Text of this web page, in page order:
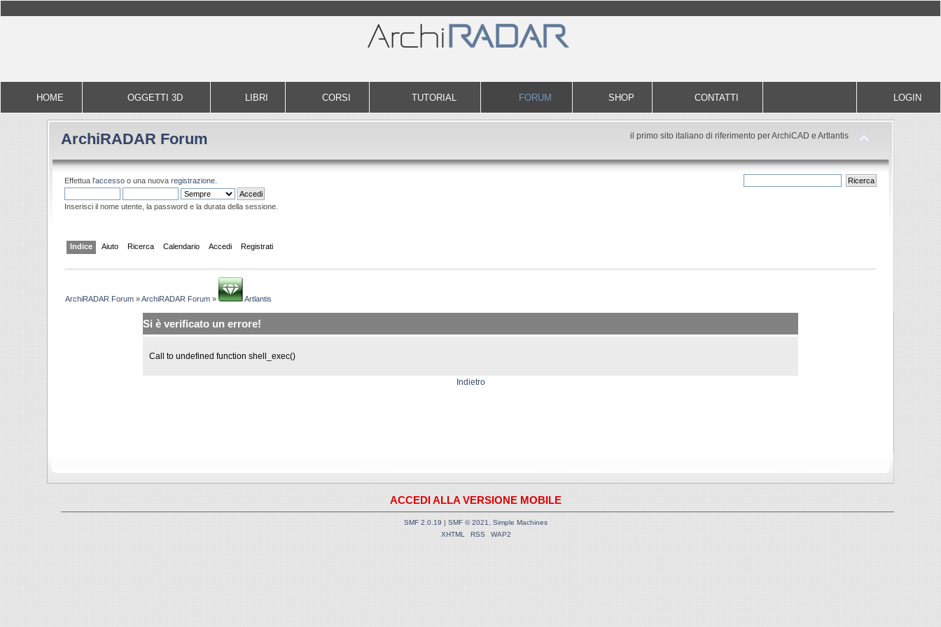
HOME OGGETTI 3D LIBRI CORSI TUTORIAL FORUM SHOP CONTATTI LOGIN
ArchiRADAR Forum il primo sito italiano di riferimento per ArchiCAD e Artlantis
Effettua l'accesso o una nuovaregistrazione.
Inserisci il nome utente, la password e la durata della sessione.
Indice Aiuto Ricerca Calendario Accedi Registrati
ArchiRADAR Forum »ArchiRADAR Forum » Artlantis
Si è verificato un errore!
Call to undefined function shell_exec()
Indietro
ACCEDI ALLA VERSIONE MOBILE
SMF 2.0.19 | SMF © 2021
Simple Machines
XHTML
RSS WAP2